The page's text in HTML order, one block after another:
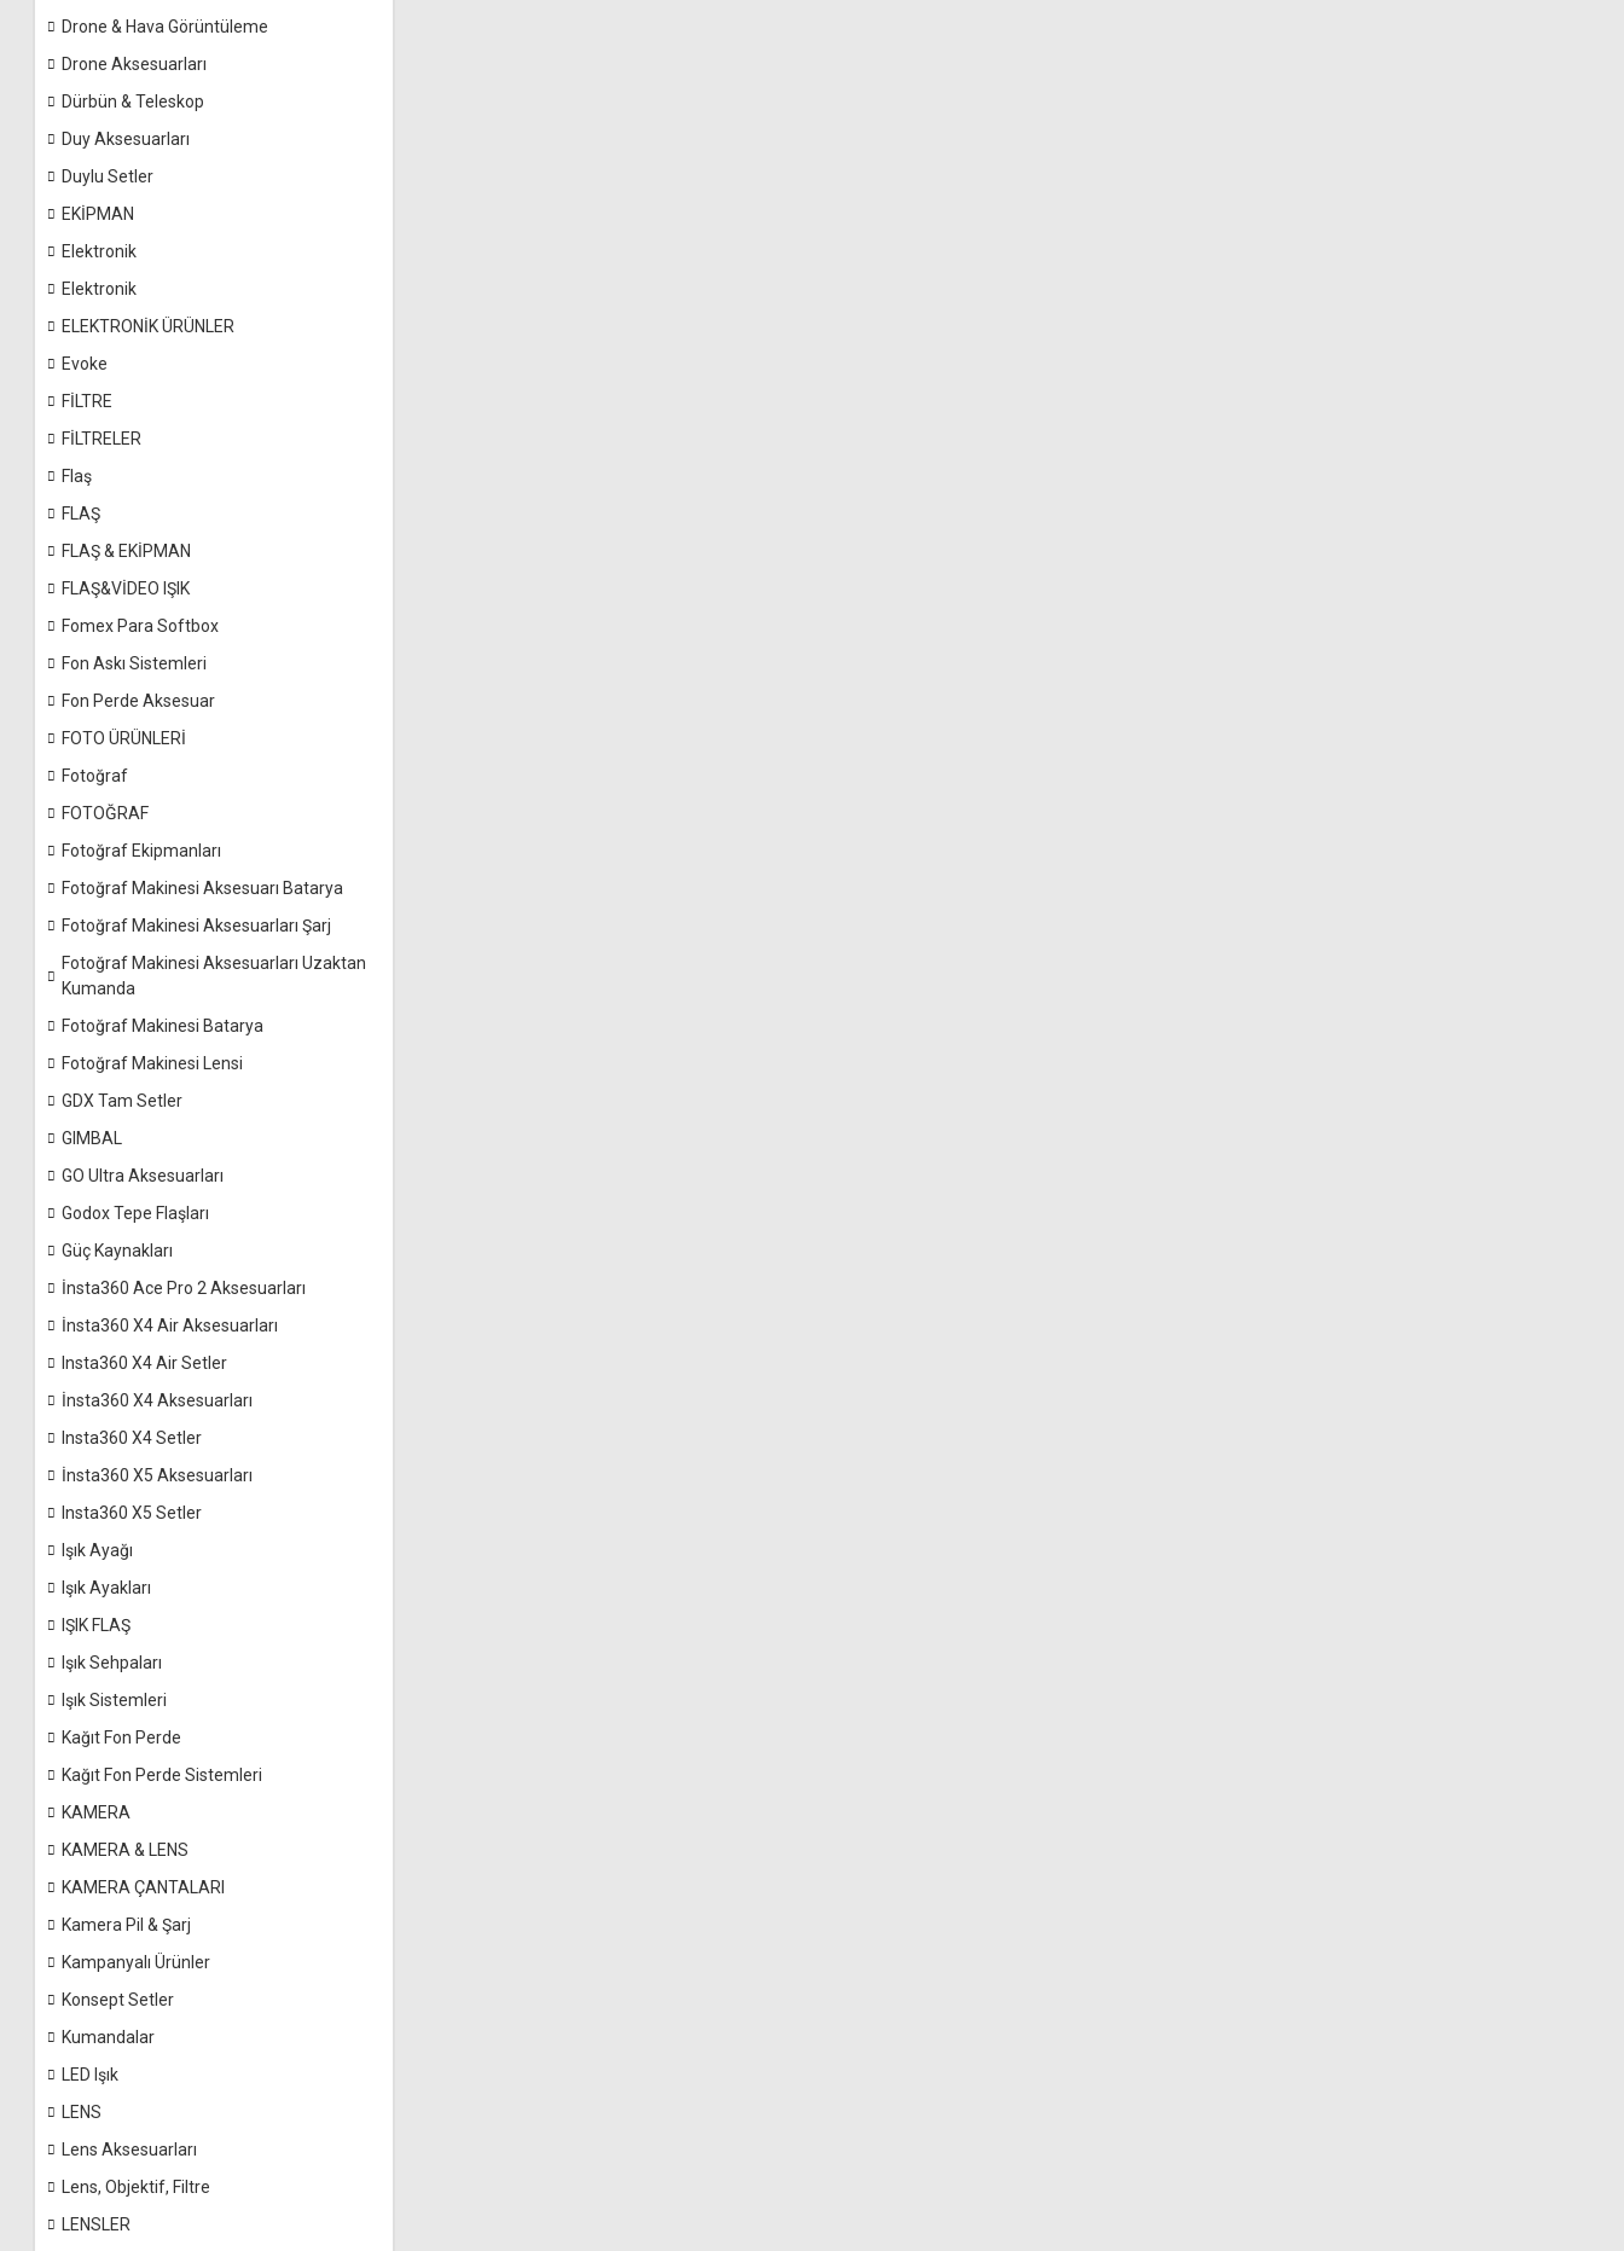
Drone & Hava Görüntüleme
Drone Aksesuarları
Dürbün & Teleskop
Duy Aksesuarları
Duylu Setler
EKİPMAN
Elektronik
Elektronik
ELEKTRONİK ÜRÜNLER
Evoke
FİLTRE
FİLTRELER
Flaş
FLAŞ
FLAŞ & EKİPMAN
FLAŞ&VİDEO IŞIK
Fomex Para Softbox
Fon Askı Sistemleri
Fon Perde Aksesuar
FOTO ÜRÜNLERİ
Fotoğraf
FOTOĞRAF
Fotoğraf Ekipmanları
Fotoğraf Makinesi Aksesuarı Batarya
Fotoğraf Makinesi Aksesuarları Şarj
Fotoğraf Makinesi Aksesuarları Uzaktan
Kumanda
Fotoğraf Makinesi Batarya
Fotoğraf Makinesi Lensi
GDX Tam Setler
GIMBAL
GO Ultra Aksesuarları
Godox Tepe Flaşları
Güç Kaynakları
İnsta360 Ace Pro 2 Aksesuarları
İnsta360 X4 Air Aksesuarları
Insta360 X4 Air Setler
İnsta360 X4 Aksesuarları
Insta360 X4 Setler
İnsta360 X5 Aksesuarları
Insta360 X5 Setler
Işık Ayağı
Işık Ayakları
IŞIK FLAŞ
Işık Sehpaları
Işık Sistemleri
Kağıt Fon Perde
Kağıt Fon Perde Sistemleri
KAMERA
KAMERA & LENS
KAMERA ÇANTALARI
Kamera Pil & Şarj
Kampanyalı Ürünler
Konsept Setler
Kumandalar
LED Işık
LENS
Lens Aksesuarları
Lens, Objektif, Filtre
LENSLER